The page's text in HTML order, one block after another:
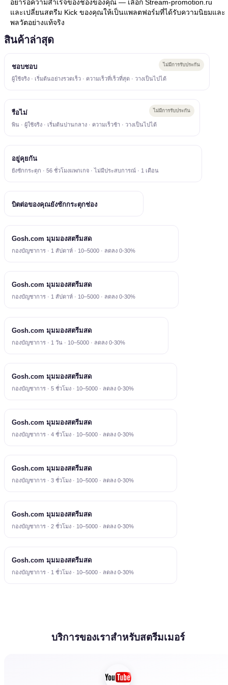
อย่ารอความสำเร็จของช่องของคุณ — เลือก Stream-promotion.ru
และเปลี่ยนสตรีม Kick ของคุณให้เป็นแพลตฟอร์มที่ได้รับความนิยมและ
พลวัตอย่างแท้จริง
สินค้าล่าสุด
ไม่มีการรับประกัน
ชอบชอบ
ผู้ใช้จริง · เริ่มต้นอย่างรวดเร็ว · ความเร็วที่เร็วที่สุด · วางเป็นไปได้
ไม่มีการรับประกัน
รือไม่
พิน · ผู้ใช้จริง · เริ่มต้นปานกลาง · ความเร็วช้า · วางเป็นไปได้
อยู่คุยกัน
ยังชักกระตุก · 56 ชั่วโมงแพกเกจ · ไม่มีประสบการณ์ · 1 เดือน
บิตต่อของคุณยังชักกระตุกช่อง
Gosh.com มุมมองสตรีมสด
กองบัญชาการ · 1 สัปดาห์ · 10–5000 · ลดลง 0-30%
Gosh.com มุมมองสตรีมสด
กองบัญชาการ · 1 สัปดาห์ · 10–5000 · ลดลง 0-30%
Gosh.com มุมมองสตรีมสด
กองบัญชาการ · 1 วัน · 10–5000 · ลดลง 0-30%
Gosh.com มุมมองสตรีมสด
กองบัญชาการ · 5 ชั่วโมง · 10–5000 · ลดลง 0-30%
Gosh.com มุมมองสตรีมสด
กองบัญชาการ · 4 ชั่วโมง · 10–5000 · ลดลง 0-30%
Gosh.com มุมมองสตรีมสด
กองบัญชาการ · 3 ชั่วโมง · 10–5000 · ลดลง 0-30%
Gosh.com มุมมองสตรีมสด
กองบัญชาการ · 2 ชั่วโมง · 10–5000 · ลดลง 0-30%
Gosh.com มุมมองสตรีมสด
กองบัญชาการ · 1 ชั่วโมง · 10–5000 · ลดลง 0-30%
บริการของเราสำหรับสตรีมเมอร์